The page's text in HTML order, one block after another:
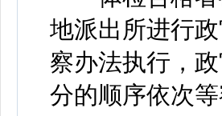
地派出所进行
察办法执行，
分的顺序依次等